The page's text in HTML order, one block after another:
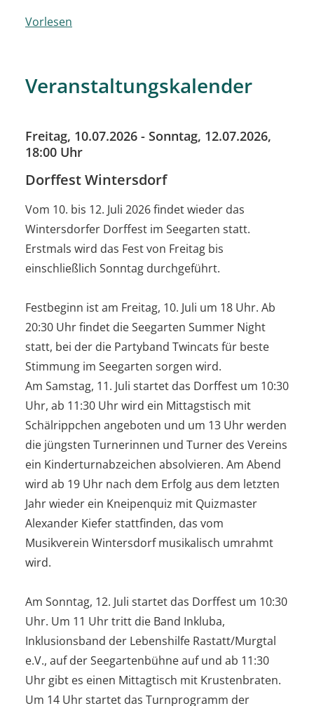
Vorlesen
Veranstaltungskalender
Freitag, 10.07.2026 - Sonntag, 12.07.2026,
18:00 Uhr
Dorffest Wintersdorf
Vom 10. bis 12. Juli 2026 findet wieder das
Wintersdorfer Dorffest im Seegarten statt.
Erstmals wird das Fest von Freitag bis
einschließlich Sonntag durchgeführt.
Festbeginn ist am Freitag, 10. Juli um 18 Uhr. Ab
20:30 Uhr findet die Seegarten Summer Night
statt, bei der die Partyband Twincats für beste
Stimmung im Seegarten sorgen wird.
Am Samstag, 11. Juli startet das Dorffest um 10:30
Uhr, ab 11:30 Uhr wird ein Mittagstisch mit
Schälrippchen angeboten und um 13 Uhr werden
die jüngsten Turnerinnen und Turner des Vereins
ein Kinderturnabzeichen absolvieren. Am Abend
wird ab 19 Uhr nach dem Erfolg aus dem letzten
Jahr wieder ein Kneipenquiz mit Quizmaster
Alexander Kiefer stattfinden, das vom
Musikverein Wintersdorf musikalisch umrahmt
wird.
Am Sonntag, 12. Juli startet das Dorffest um 10:30
Uhr. Um 11 Uhr tritt die Band Inkluba,
Inklusionsband der Lebenshilfe Rastatt/Murgtal
e.V., auf der Seegartenbühne auf und ab 11:30
Uhr gibt es einen Mittagtisch mit Krustenbraten.
Um 14 Uhr startet das Turnprogramm der